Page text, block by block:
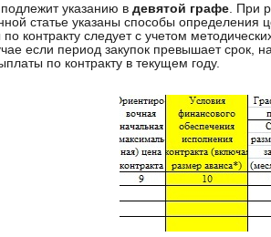
указанию в девятой графе . При
статье указаны способы
контракту следует с учетом
если период закупок превышает срок,
по контракту в текущем году.